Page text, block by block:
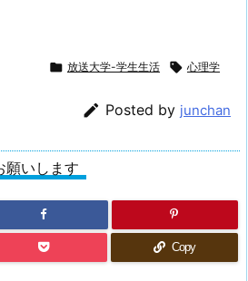
 放送大学-学生生活  心理学
 Posted by junchan
願いします
Copy